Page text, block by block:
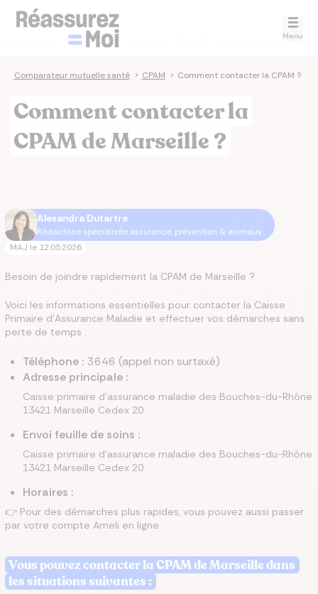
Menu
> Comparateur mutuelle santé > CPAM > Comment contacter la CPAM ?
Comment contacter la
CPAM de Marseille ?
Alexandra Dutartre
Rédactrice spécialisée assurance, prévention & animaux
MAJ le 12.05.2026
Besoin de joindre rapidement la CPAM de Marseille ?
Voici les informations essentielles pour contacter la Caisse
Primaire d’Assurance Maladie et effectuer vos démarches sans
perte de temps :
Téléphone : 3646 (appel non surtaxé)
Adresse principale :
Caisse primaire d'assurance maladie des Bouches-du-Rhône
13421 Marseille Cedex 20
Envoi feuille de soins :
Caisse primaire d'assurance maladie des Bouches-du-Rhône
13421 Marseille Cedex 20
Horaires :
👉 Pour des démarches plus rapides, vous pouvez aussi passer
par votre compte Ameli en ligne.
Vous pouvez contacter la CPAM de Marseille dans
les situations suivantes :